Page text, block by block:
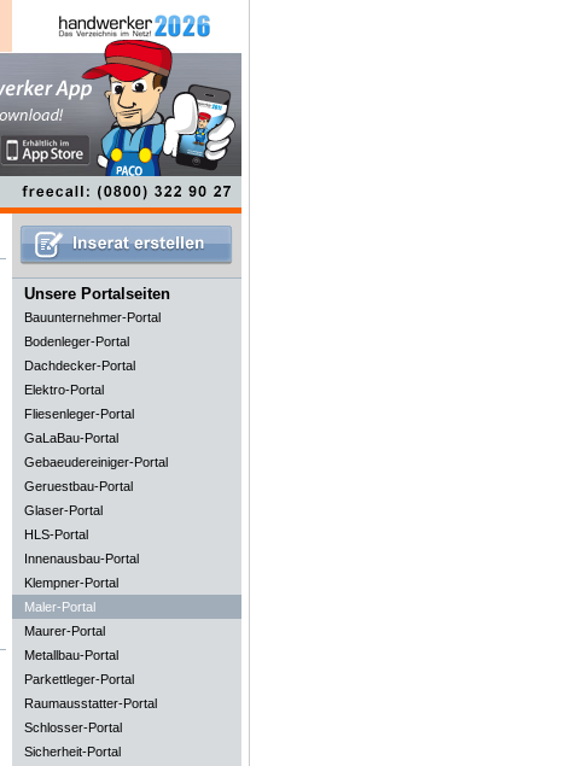
Unsere Portalseiten
Bauunternehmer-Portal
Bodenleger-Portal
Dachdecker-Portal
Elektro-Portal
Fliesenleger-Portal
GaLaBau-Portal
Gebaeudereiniger-Portal
Geruestbau-Portal
Glaser-Portal
HLS-Portal
Innenausbau-Portal
Klempner-Portal
Maler-Portal
Maurer-Portal
Metallbau-Portal
Parkettleger-Portal
Raumausstatter-Portal
Schlosser-Portal
Sicherheit-Portal